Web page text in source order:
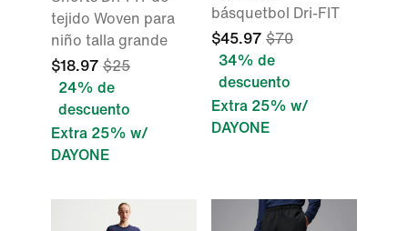
tejido Woven para
niño talla grande
$18.97 $25
24% de
descuento
Extra 25% w/
DAYONE
básquetbol Dri-FIT
$45.97 $70
34% de
descuento
Extra 25% w/
DAYONE